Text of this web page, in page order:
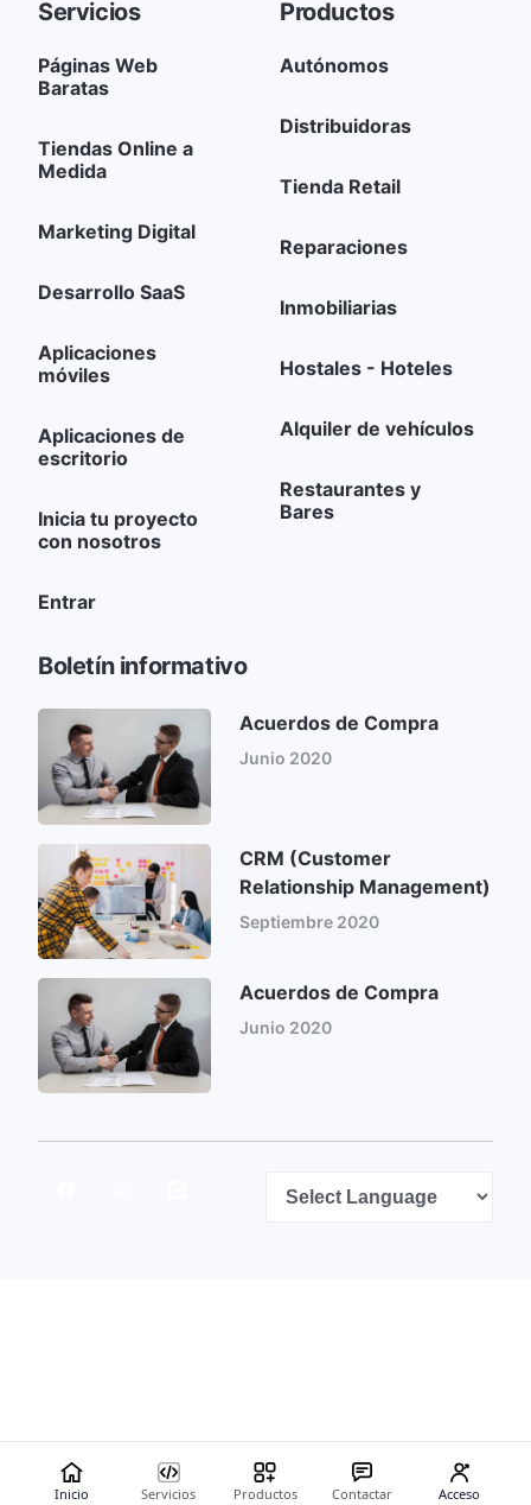
Servicios
Páginas Web
Baratas
Tiendas Online a
Medida
Marketing Digital
Desarrollo SaaS
Aplicaciones
móviles
Aplicaciones de
escritorio
Inicia tu proyecto
con nosotros
Entrar
Productos
Autónomos
Distribuidoras
Tienda Retail
Reparaciones
Inmobiliarias
Hostales - Hoteles
Alquiler de vehículos
Restaurantes y
Bares
Boletín informativo
Acuerdos de Compra
Junio 2020
CRM (Customer
Relationship Management)
Septiembre 2020
Acuerdos de Compra
Junio 2020
Inicio Servicios Productos Contactar Acceso